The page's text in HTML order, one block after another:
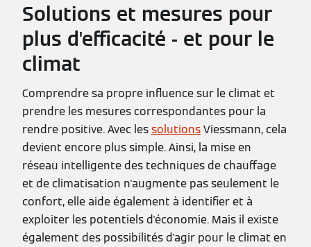
Solutions et mesures pour
plus d'efficacité - et pour le
climat
Comprendre sa propre influence sur le climat et
prendre les mesures correspondantes pour la
rendre positive. Avec lessolutionsViessmann, cela
devient encore plus simple. Ainsi, la mise en
réseau intelligente des techniques de chauffage
et de climatisation n'augmente pas seulement le
confort, elle aide également à identifier et à
exploiter les potentiels d'économie. Mais il existe
également des possibilités d'agir pour le climat en